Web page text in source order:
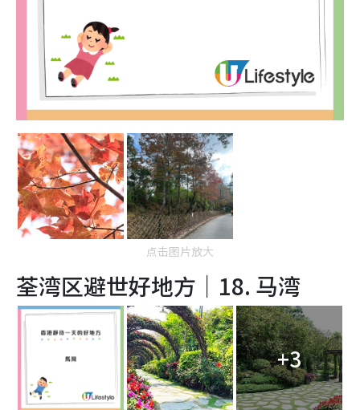
点击图片放大
荃湾区避世好地方｜18. 马湾
+3